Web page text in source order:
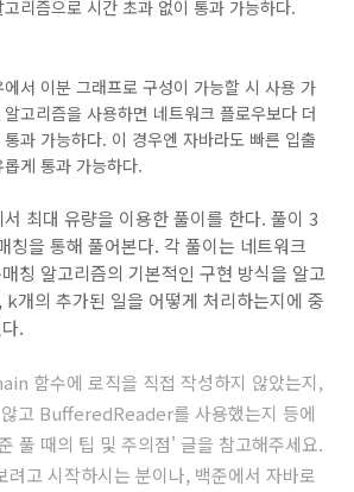
리즘으로 시간 초과 없이 통과 가능하다.
서 이분 그래프로 구성이 가능할 시 사용 가
고리즘을 사용하면 네트워크 플로우보다 더
과 가능하다. 이 경우엔 자바라도 빠른 입출
게 통과 가능하다.
최대 유량을 이용한 풀이를 한다. 풀이 3
칭을 통해 풀어본다. 각 풀이는 네트워크
칭 알고리즘의 기본적인 구현 방식을 알고
k개의 추가된 일을 어떻게 처리하는지에 중
.
함수에 로직을 직접 작성하지 않았는지,
고 BufferedReader를 사용했는지 등에
풀 때의 팁 및 주의점' 글을 참고해주세요.
려고 시작하시는 분이나, 백준에서 자바로